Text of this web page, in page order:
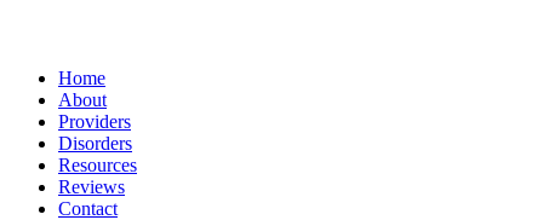
Home
About
Providers
Disorders
Resources
Reviews
Contact